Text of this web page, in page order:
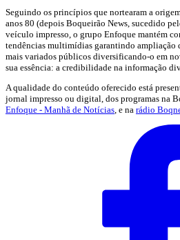
Seguindo os princípios que nortearam a
anos 80 (depois Boqueirão News, sucedido
veículo impresso, o grupo Enfoque mantém
tendências multimídias garantindo ampliação
mais variados públicos diversificando-o em
sua essência: a credibilidade na informação
A qualidade do conteúdo oferecido está
jornal impresso ou digital, dos programas na
Enfoque - Manhã de Notícias, e na rádio